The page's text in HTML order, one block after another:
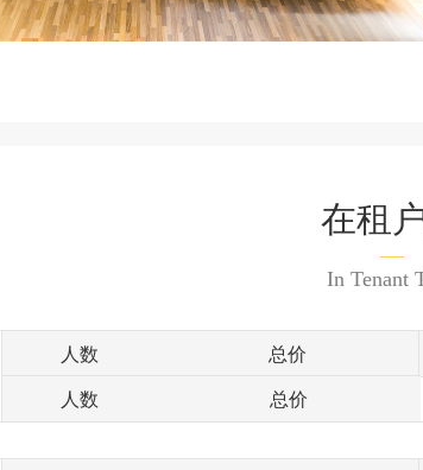
在租
In Tenant
人数 总价
人数 总价